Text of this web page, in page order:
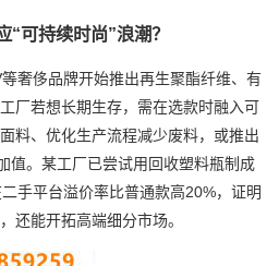
“可持续时尚”浪潮？
奢侈品牌开始推出再生聚酯纤维、有
厂若想长期生存，需在选款时融入可
料、优化生产流程减少废料，或推出
值。某工厂已尝试用回收塑料瓶制成
手平台溢价率比普通款高20%，证明
还能开拓高端细分市场。